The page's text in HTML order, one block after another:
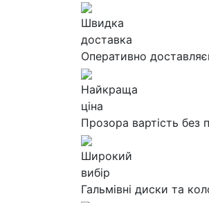
Швидка
доставка
Оперативно
Найкраща
ціна
Прозора вартість без
Широкий
вибір
Гальмівні диски та